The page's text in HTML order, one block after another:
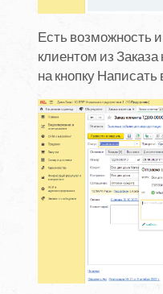
Есть возможность
клиентом из
на кнопку